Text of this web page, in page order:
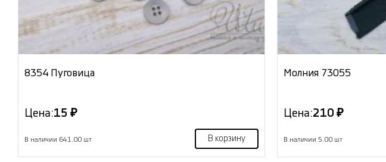
8354 Пуговица
Цена:15 ₽
В наличии 641.00 шт В корзину
Молния 73055
Цена:210 ₽
В наличии 5.00 шт